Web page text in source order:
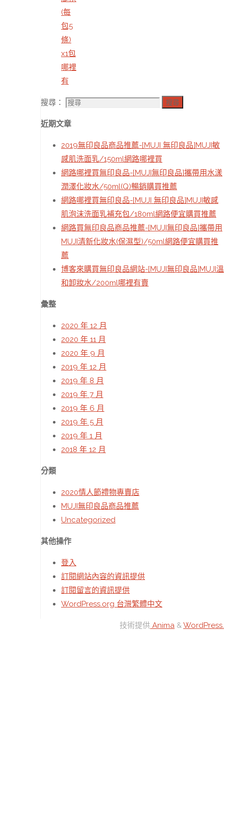
(每
包5
條)
x1包
哪裡
有
搜尋： 搜尋
近期文章
2019無印良品商品推薦-[MUJI 無印良品]MUJI敏
感肌洗面乳/150ml網路哪裡買
網路哪裡買無印良品-[MUJI無印良品]攜帶用水漾
潤澤化妝水/50ml(Q)暢銷購買推薦
網路哪裡買無印良品-[MUJI 無印良品]MUJI敏感
肌泡沫洗面乳補充包/180ml網路便宜購買推薦
網路買無印良品商品推薦-[MUJI無印良品]攜帶用
MUJI清新化妝水(保濕型)/50ml網路便宜購買推
薦
博客來購買無印良品網站-[MUJI無印良品]MUJI溫
和卸妝水/200ml哪裡有賣
彙整
2020 年 12 月
2020 年 11 月
2020 年 9 月
2019 年 12 月
2019 年 8 月
2019 年 7 月
2019 年 6 月
2019 年 5 月
2019 年 1 月
2018 年 12 月
分類
2020情人節禮物專賣店
MUJI無印良品商品推薦
Uncategorized
其他操作
登入
訂閱網站內容的資訊提供
訂閱留言的資訊提供
WordPress.org 台灣繁體中文
技術提供 Anima &WordPress.